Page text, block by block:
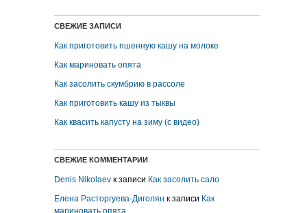
СВЕЖИЕ ЗАПИСИ
Как приготовить пшенную кашу на молоке
Как мариновать опята
Как засолить скумбрию в рассоле
Как приготовить кашу из тыквы
Как квасить капусту на зиму (с видео)
СВЕЖИЕ КОММЕНТАРИИ
Denis Nikolaev к записи Как засолить сало
Елена Расторгуева-Диголян к записи Как